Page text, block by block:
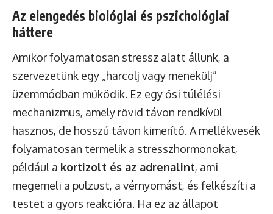
Az elengedés biológiai és pszichológiai
háttere
Amikor folyamatosan stressz alatt állunk, a
szervezetünk egy „harcolj vagy menekülj”
üzemmódban működik. Ez egy ősi túlélési
mechanizmus, amely rövid távon rendkívül
hasznos, de hosszú távon kimerítő. A mellékvesék
folyamatosan termelik a stresszhormonokat,
például a kortizolt és az adrenalint, ami
megemeli a pulzust, a vérnyomást, és felkészíti a
testet a gyors reakcióra. Ha ez az állapot